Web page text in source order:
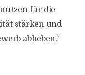
für die
stärken und
abheben.“